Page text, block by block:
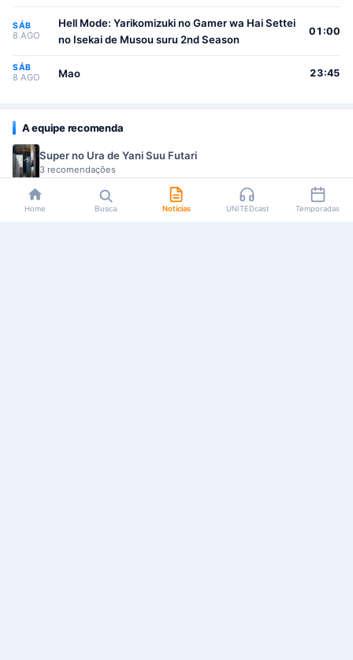
SÁB
8 AGO
Hell Mode: Yarikomizuki no Gamer wa Hai Settei
no Isekai de Musou suru 2nd Season
01:00
SÁB
8 AGO Mao 23:45
A equipe recomenda
Super no Ura de Yani Suu Futari
3 recomendações
Black Torch
Home Busca Notícias UNITEDcast Temporadas